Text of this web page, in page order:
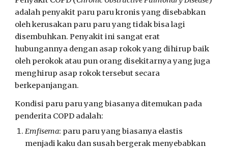
adalah penyakit paru paru kronis yang disebabkan
oleh kerusakan paru paru yang tidak bisa lagi
disembuhkan. Penyakit ini sangat erat
hubungannya dengan asap rokok yang dihirup baik
oleh perokok atau pun orang disekitarnya yang juga
menghirup asap rokok tersebut secara
berkepanjangan.
Kondisi paru paru yang biasanya ditemukan pada
penderita COPD adalah:
Emfisema: paru paru yang biasanya elastis
menjadi kaku dan susah bergerak menyebabkan